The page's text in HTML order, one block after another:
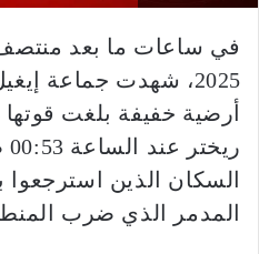
2025، شهدت جماعة
السكان الذين
المدمر الذي ضرب